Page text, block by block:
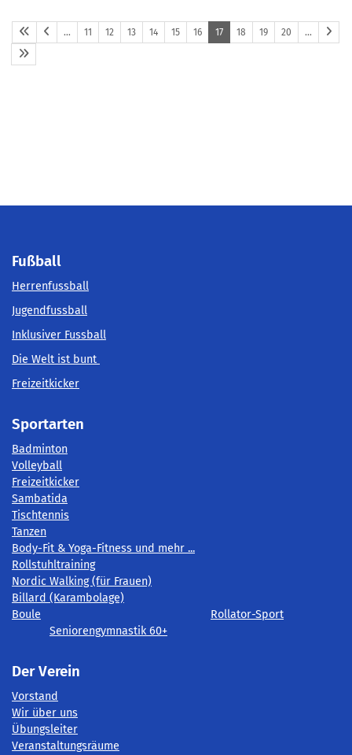
… 11 12 13 14 15 16 17 18 19 20 …
Fußball
Herrenfussball
Jugendfussball
Inklusiver Fussball
Die Welt ist bunt
Freizeitkicker
Sportarten
Badminton
Volleyball
Freizeitkicker
Sambatida
Tischtennis
Tanzen
Body-Fit & Yoga-Fitness und mehr ...
Rollstuhltraining
Nordic Walking (für Frauen)
Billard (Karambolage)
Boule
Rollator-Sport
Seniorengymnastik 60+
Der Verein
Vorstand
Wir über uns
Übungsleiter
Veranstaltungsräume